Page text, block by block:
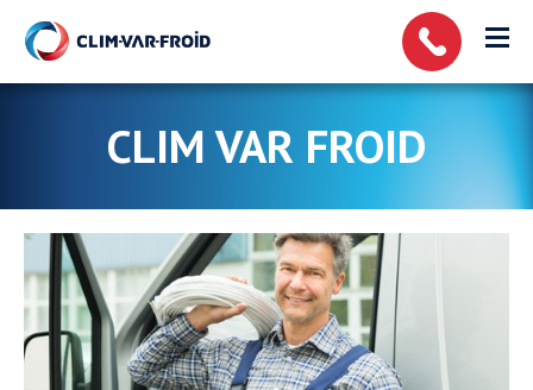
CLIM VAR FROID